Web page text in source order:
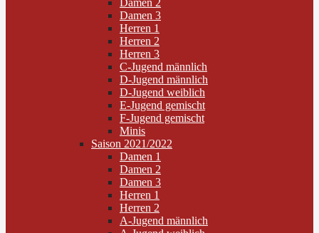
Damen 2
Damen 3
Herren 1
Herren 2
Herren 3
C-Jugend männlich
D-Jugend männlich
D-Jugend weiblich
E-Jugend gemischt
F-Jugend gemischt
Minis
Saison 2021/2022
Damen 1
Damen 2
Damen 3
Herren 1
Herren 2
A-Jugend männlich